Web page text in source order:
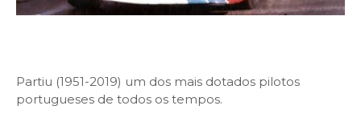
Partiu (1951-2019) um dos mais dotados pilotos
portugueses de todos os tempos.